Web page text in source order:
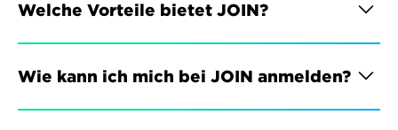
Welche Vorteile bietet JOIN?
Wie kann ich mich bei JOIN anmelden?